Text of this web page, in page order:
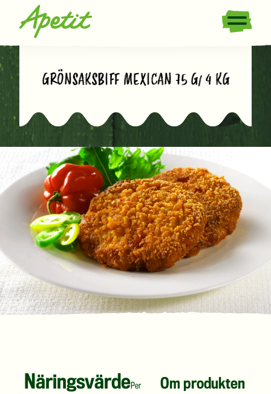
GRÖNSAKSBIFF MEXICAN 75 G/ 4 KG
Om produkten
NäringsvärdePer